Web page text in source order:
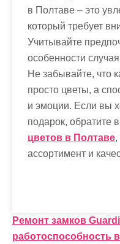
в Полтаве – это
который требует
Учитывайте
особенности
Не забывайте, что
просто цветы, а
и эмоции. Если вы
подарок, обратите
цветов в Полтаве,
ассортимент и
Н
Ремонт замков
работоспособность